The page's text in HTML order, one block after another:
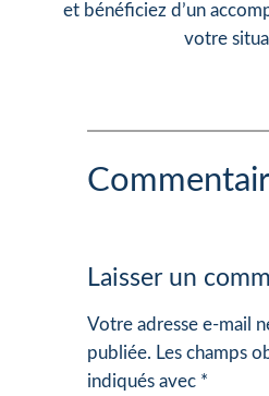
et bénéficiez d’un
votre
Laisser un
Votre adresse e-mail
publiée. Les champs
indiqués avec *